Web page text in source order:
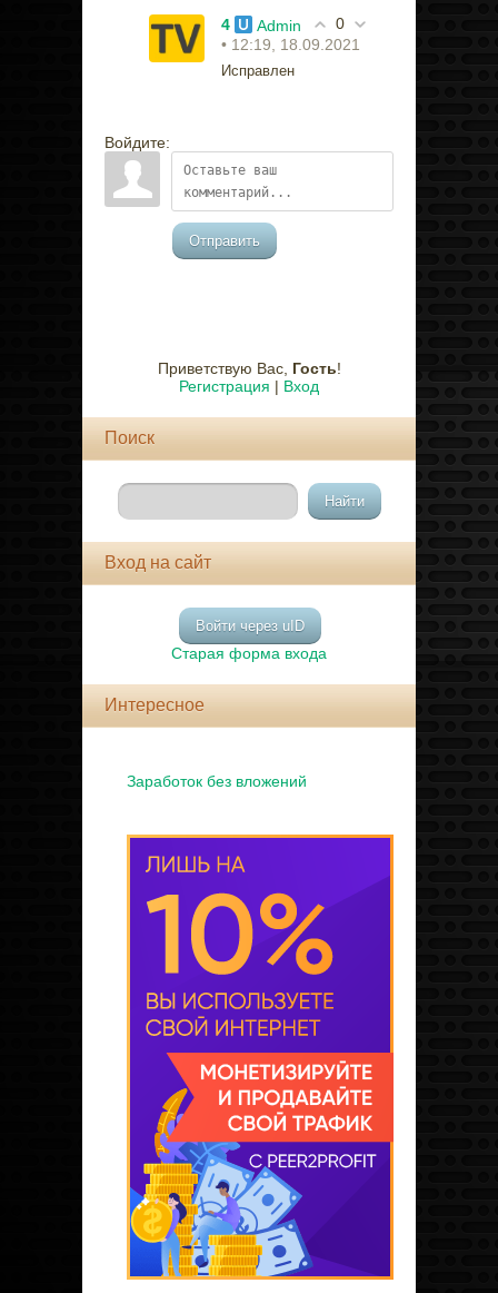
0
4
Admin
• 12:19, 18.09.2021
Исправлен
Войдите:
Отправить
Приветствую Вас, Гость!
Регистрация | Вход
Поиск
Вход на сайт
Войти через uID
Старая форма входа
Интересное
Заработок без вложений